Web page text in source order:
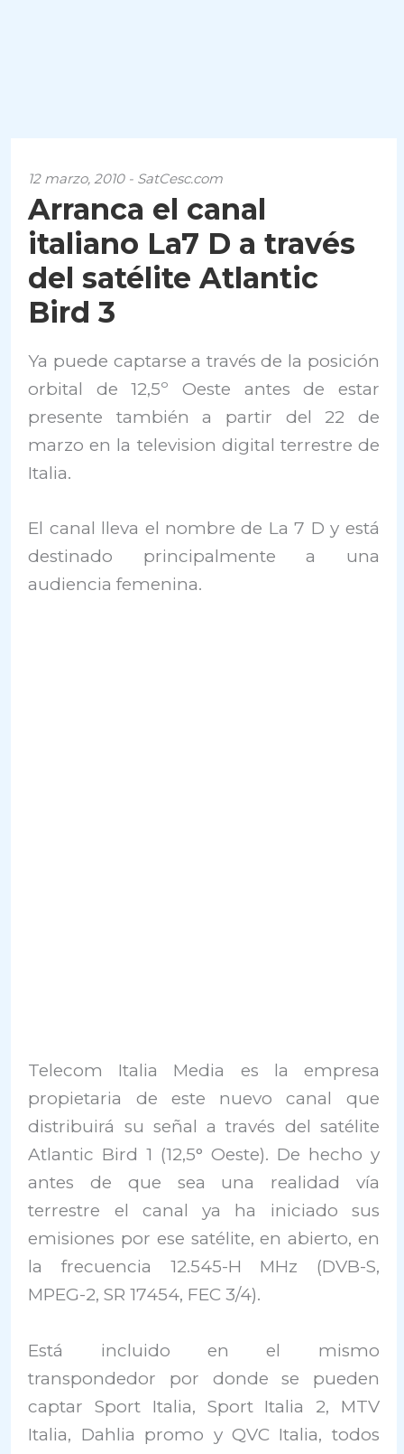
12 marzo, 2010 - SatCesc.com
Arranca el canal
italiano La7 D a través
del satélite Atlantic
Bird 3
Ya puede captarse a través de la posición
orbital de 12,5º Oeste antes de estar
presente también a partir del 22 de
marzo en la television digital terrestre de
Italia.
El canal lleva el nombre de La 7 D y está
destinado principalmente a una
audiencia femenina.
Telecom Italia Media es la empresa
propietaria de este nuevo canal que
distribuirá su señal a través del satélite
Atlantic Bird 1 (12,5° Oeste). De hecho y
antes de que sea una realidad vía
terrestre el canal ya ha iniciado sus
emisiones por ese satélite, en abierto, en
la frecuencia 12.545-H MHz (DVB-S,
MPEG-2, SR 17454, FEC 3/4).
Está incluido en el mismo
transpondedor por donde se pueden
captar Sport Italia, Sport Italia 2, MTV
Italia, Dahlia promo y QVC Italia, todos